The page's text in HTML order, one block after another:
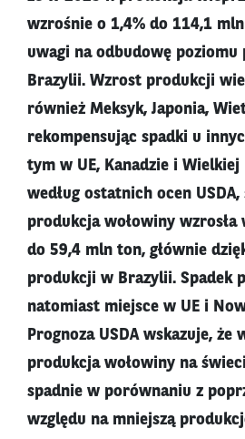
wzrośnie o 1,4% do 114,1
uwagi na odbudowę poziomu
Brazylii. Wzrost produkcji
również Meksyk, Japonia,
rekompensując spadki u
tym w UE, Kanadzie i
według ostatnich ocen
produkcja wołowiny wzrosła
do 59,4 mln ton, głównie
produkcji w Brazylii. Spadek
natomiast miejsce w UE i
Prognoza USDA wskazuje, że
produkcja wołowiny na
spadnie w porównaniu z
względu na mniejszą